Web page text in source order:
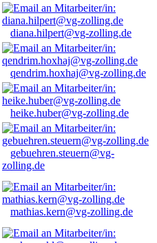
diana.hilpert@vg-zolling.de
qendrim.hoxhaj@vg-zolling.de
heike.huber@vg-zolling.de
gebuehren.steuern@vg-
zolling.de
mathias.kern@vg-zolling.de